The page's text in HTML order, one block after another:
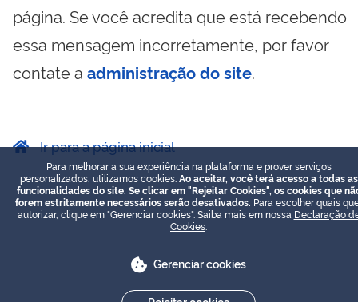
página. Se você acredita que está recebendo
essa mensagem incorretamente, por favor
contate a administração do site.
Ir para a página inicial
Para melhorar a sua experiência na plataforma e prover serviços
personalizados, utilizamos cookies. Ao aceitar, você terá acesso a todas as
funcionalidades do site. Se clicar em "Rejeitar Cookies", os cookies que
forem estritamente necessários serão desativados. Para escolher quais
autorizar, clique em "Gerenciar cookies". Saiba mais em nossa Declaração
Cookies
Gerenciar cookies